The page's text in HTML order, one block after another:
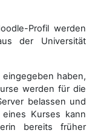
Profil werden
der Universität
haben,
werden für die
belassen und
Kurses kann
bereits früher